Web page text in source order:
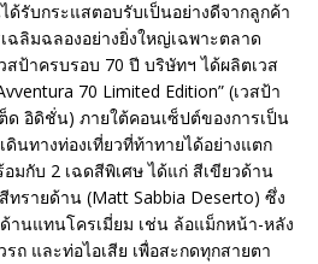
รับกระแสตอบรับเป็นอย่างดีจากลูกค้า
ฉลิมฉลองอย่างยิ่งใหญ่เฉพาะตลาด
สป้าครบรอบ 70 ปี บริษัทฯ ได้ผลิตเวส
70 Limited Edition” (เวสป้า
ด อิดิชั่น) ภายใต้คอนเซ็ปต์ของการเป็น
ดินทางท่องเที่ยวที่ท้าทายได้อย่างแตก
มกับ 2 เฉดสีพิเศษ ได้แก่ สีเขียวด้าน
ทรายด้าน (Matt Sabbia Deserto) ซึ่ง
านแทนโครเมี่ยม เช่น ล้อแม็กหน้า-หลัง
ถ และท่อไอเสีย เพื่อสะกดทุกสายตา